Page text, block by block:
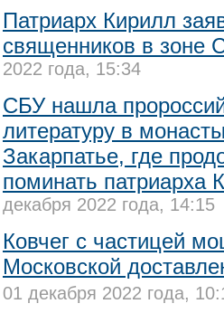
Патриарх Кирилл
священников в зоне
2022 года, 15:34
CБУ нашла
литературу в
Закарпатье, где
поминать патриарха
декабря 2022 года, 14:15
Ковчег с частицей
Московской
01 декабря 2022 года,